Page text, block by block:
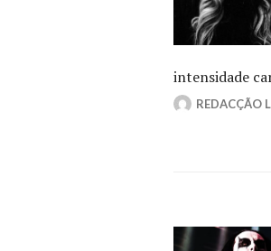
intensidade
REDACÇÃO